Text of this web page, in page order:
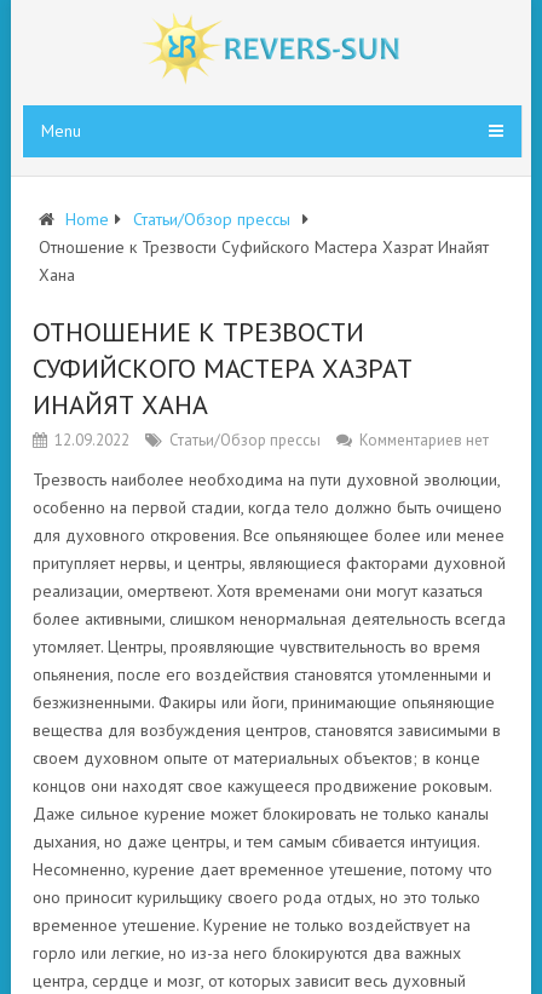
Menu
Home
Статьи/Обзор прессы
Отношение к Трезвости Суфийского Мастера Хазрат Инайят
Хана
ОТНОШЕНИЕ К ТРЕЗВОСТИ
СУФИЙСКОГО МАСТЕРА ХАЗРАТ
ИНАЙЯТ ХАНА
12.09.2022 Статьи/Обзор прессы Комментариев нет
Трезвость наиболее необходима на пути духовной эволюции,
особенно на первой стадии, когда тело должно быть очищено
для духовного откровения. Все опьяняющее более или менее
притупляет нервы, и центры, являющиеся факторами духовной
реализации, омертвеют. Хотя временами они могут казаться
более активными, слишком ненормальная деятельность всегда
утомляет. Центры, проявляющие чувствительность во время
опьянения, после его воздействия становятся утомленными и
безжизненными. Факиры или йоги, принимающие опьяняющие
вещества для возбуждения центров, становятся зависимыми в
своем духовном опыте от материальных объектов; в конце
концов они находят свое кажущееся продвижение роковым.
Даже сильное курение может блокировать не только каналы
дыхания, но даже центры, и тем самым сбивается интуиция.
Несомненно, курение дает временное утешение, потому что
оно приносит курильщику своего рода отдых, но это только
временное утешение. Курение не только воздействует на
горло или легкие, но из-за него блокируются два важных
центра, сердце и мозг, от которых зависит весь духовный